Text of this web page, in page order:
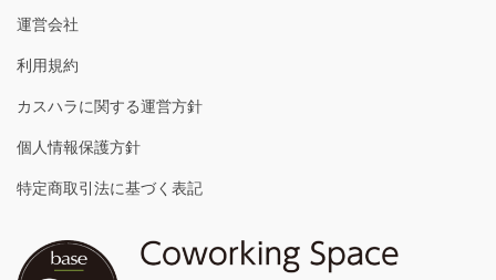
運営会社
利用規約
カスハラに関する運営方針
個人情報保護方針
特定商取引法に基づく表記